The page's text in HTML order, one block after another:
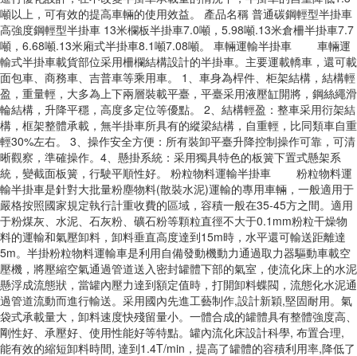
噸以上，可有效的提高車輛的使用效益。 產品名稱 普通碳鋼輕型半掛車
高強度鋼輕型半掛車 13米欄板半掛車7.0噸，5.98噸.13米倉柵半掛車7.7
噸，6.68噸.13米廂式半掛車8.1噸7.08噸。 車輛運輸半掛車 車輛運
輸式半掛車載貨部位采用柵欄結構設計的半掛車。主要運載轎車，還可載
面包車、商務車、吉普車等乘用車。 1、車身為桿件、柜架結構，結構輕
盈，重量輕，大多為上下兩層裝載平臺，平臺采用液壓缸開將，鋼絲繩滑
輪結構，升降平穩，高度多定位等優點。 2、結構輕盈：整車采用衍架結
構，框架整體承載，無半掛車所具有的縱梁結構，自重輕，比同類車自重
輕30%左右。 3、操作安全方便：所有裝卸平臺升降控制操作可靠，可清
晰觀察，準確操作。4、懸掛系統：采用獨具特色的板簧下置式懸架系
統，變截面板簧，行駛平順性好。 粉粒物料運輸半掛車 粉粒物料運
輸半掛車是針對大批量粉塵物料(散裝水泥)運輸的專用車輛，一般適用于
嚴格按照國家規定執行計重收費的區域，容積一般在35-45方之間。適用
于粉煤灰、水泥、石灰粉、礦石粉等顆粒直徑不大于0.1mm粉粒干燥物
料的運輸和氣壓卸料，卸料垂直高度達到15m時，水平還可輸送距離達
5m。半掛粉粒物料運輸車是利用自備發動機動力通過取力器驅動車載空
壓機，將壓縮空氣通過管道送入密封罐體下部的氣室，使流化床上的水泥
懸浮成流態狀，當罐內壓力達到額定值時，打開卸料蝶閥，流態化水泥通
過管道流動而進行輸送。采用國內先進工藝制作,設計新穎,堅固耐用。氣
袋式承載量大，卸料速度快殘留量小。一體合成的罐體具有整體強度高、
剛性好、承壓好、使用性能好等特點。罐內流化床設計科學, 布置合理,
能有效的縮短卸料時間, 達到1.4T/min，提高了罐體的容積利用率,降低了